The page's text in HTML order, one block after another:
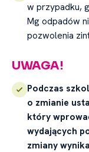
w przypadku,
Mg odpadów
pozwolenia
UWAGA!
Podczas
o zmianie
który
wydających
zmiany